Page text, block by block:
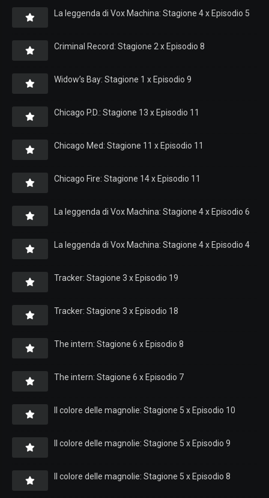
La leggenda di Vox Machina: Stagione 4 x Episodio 5
Criminal Record: Stagione 2 x Episodio 8
Widow’s Bay: Stagione 1 x Episodio 9
Chicago P.D.: Stagione 13 x Episodio 11
Chicago Med: Stagione 11 x Episodio 11
Chicago Fire: Stagione 14 x Episodio 11
La leggenda di Vox Machina: Stagione 4 x Episodio 6
La leggenda di Vox Machina: Stagione 4 x Episodio 4
Tracker: Stagione 3 x Episodio 19
Tracker: Stagione 3 x Episodio 18
The intern: Stagione 6 x Episodio 8
The intern: Stagione 6 x Episodio 7
Il colore delle magnolie: Stagione 5 x Episodio 10
Il colore delle magnolie: Stagione 5 x Episodio 9
Il colore delle magnolie: Stagione 5 x Episodio 8